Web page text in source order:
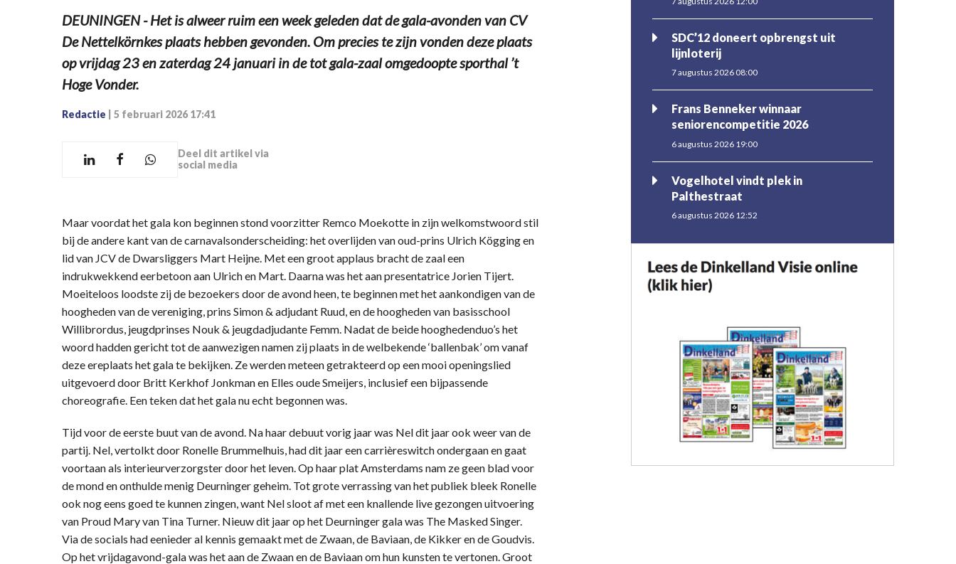
DEUNINGEN - Het is alweer ruim een week geleden dat de gala-avonden van CV
De Nettelkörnkes plaats hebben gevonden. Om precies te zijn vonden deze plaats
op vrijdag 23 en zaterdag 24 januari in de tot gala-zaal omgedoopte sporthal ’t
Hoge Vonder.
Redactie 5 februari 2026 17:41
Deel dit artikel via
social media
Maar voordat het gala kon beginnen stond voorzitter Remco Moekotte in zijn welkomstwoord stil
bij de andere kant van de carnavalsonderscheiding: het overlijden van oud-prins Ulrich Kögging en
lid van JCV de Dwarsliggers Mart Heijne. Met een groot applaus bracht de zaal een
indrukwekkend eerbetoon aan Ulrich en Mart. Daarna was het aan presentatrice Jorien Tijert.
Moeiteloos loodste zij de bezoekers door de avond heen, te beginnen met het aankondigen van de
hoogheden van de vereniging, prins Simon & adjudant Ruud, en de hoogheden van basisschool
Willibrordus, jeugdprinses Nouk & jeugdadjudante Femm. Nadat de beide hooghedenduo’s het
woord hadden gericht tot de aanwezigen namen zij plaats in de welbekende ‘ballenbak’ om vanaf
deze ereplaats het gala te bekijken. Ze werden meteen getrakteerd op een mooi openingslied
uitgevoerd door Britt Kerkhof Jonkman en Elles oude Smeijers, inclusief een bijpassende
choreografie. Een teken dat het gala nu echt begonnen was.
Tijd voor de eerste buut van de avond. Na haar debuut vorig jaar was Nel dit jaar ook weer van de
partij. Nel, vertolkt door Ronelle Brummelhuis, had dit jaar een carrièreswitch ondergaan en gaat
voortaan als interieurverzorgster door het leven. Op haar plat Amsterdams nam ze geen blad voor
de mond en onthulde menig Deurninger geheim. Tot grote verrassing van het publiek bleek Ronelle
ook nog eens goed te kunnen zingen, want Nel sloot af met een knallende live gezongen uitvoering
van Proud Mary van Tina Turner. Nieuw dit jaar op het Deurninger gala was The Masked Singer.
Via de socials had eenieder al kennis gemaakt met de Zwaan, de Baviaan, de Kikker en de Goudvis.
Op het vrijdagavond-gala was het aan de Zwaan en de Baviaan om hun kunsten te vertonen. Groot
SDC’12 doneert opbrengst uit
lijnloterij
7 augustus 2026 08:00
Frans Benneker winnaar
seniorencompetitie 2026
6 augustus 2026 19:00
Vogelhotel vindt plek in
Palthestraat
6 augustus 2026 12:52